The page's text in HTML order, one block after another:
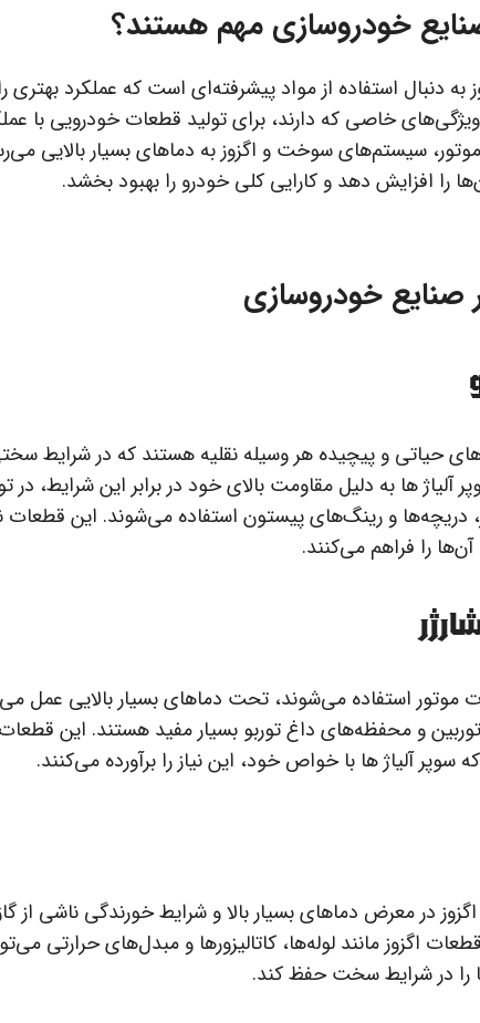
صنایع خودروسازی مهم هستند؟
دنبال استفاده از مواد پیشرفته‌ای است که عملکرد
ویژگی‌های خاصی که دارند، برای تولید قطعات خودرویی با
سیستم‌های سوخت و اگزوز به دماهای بسیار بالایی
را افزایش دهد و کارایی کلی خودرو را بهبود بخشد.
صنایع خودروسازی
حیاتی و پیچیده هر وسیله نقلیه هستند که در شرایط سختی
آلیاژ ها به دلیل مقاومت بالای خود در برابر این شرایط،
دریچه‌ها و رینگ‌های پیستون استفاده می‌شوند. این قطعات
آن‌ها را فراهم می‌کنند.
موتور استفاده می‌شوند، تحت دماهای بسیار بالایی عمل
و محفظه‌های داغ توربو بسیار مفید هستند. این قطعات
سوپر آلیاژ ها با خواص خود، این نیاز را برآورده می‌کنند.
در معرض دماهای بسیار بالا و شرایط خورندگی ناشی از
قطعات اگزوز مانند لوله‌ها، کاتالیزورها و مبدل‌های حرارتی
را در شرایط سخت حفظ کند.